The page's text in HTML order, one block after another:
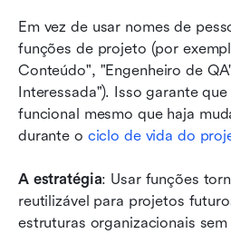
Em vez de usar nomes de
funções de projeto (por
Conteúdo", "Engenheiro de
Interessada"). Isso garante
funcional mesmo que haja
durante o ciclo de vida do
A estratégia: Usar funções
reutilizável para projetos
estruturas organizacionais